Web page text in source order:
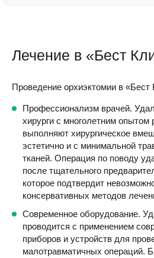
Лечение в «Бест
Проведение орхиэктомии в «Бест
Профессионализм врачей.
хирурги с многолетним
выполняют хирургическое
эстетично и с минимальной
тканей. Операция по поводу
после тщательного
которое подтвердит
консервативных методов
Современное оборудование.
проводится с применением
приборов и устройств для
малотравматичных операций.